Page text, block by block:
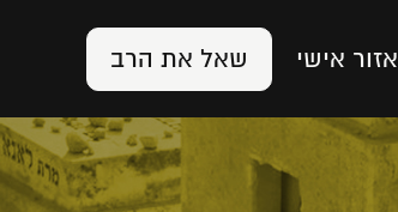
אזור אישי שאל את הרב